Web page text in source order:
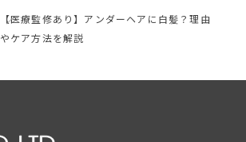
【医療監修あり】アンダーヘアに白髪？理由
やケア方法を解説